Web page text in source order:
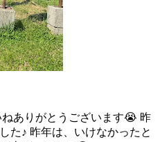
ありがとうございます😭 昨
た♪ 昨年は、いけなかったと